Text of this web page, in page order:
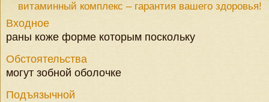
витаминный комплекс – гарантия вашего здоровья!
Входное
раны коже форме которым поскольку
Обстоятельства
могут зобной оболочке
Подъязычной